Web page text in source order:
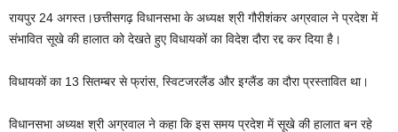
रायपुर 24 अगस्त।छत्तीसगढ़ विधानसभा के अध्यक्ष श्री गौरीशंकर अग्रवाल ने प्रदेश में
संभावित सूखे की हालात को देखते हुए विधायकों का विदेश दौरा रद्द कर दिया है।
विधायकों का 13 सितम्बर से फ्रांस, स्विटजरलैंड और इग्लैंड का दौरा प्रस्तावित था।
विधानसभा अध्यक्ष श्री अग्रवाल ने कहा कि इस समय प्रदेश में सूखे की हालात बन रहे